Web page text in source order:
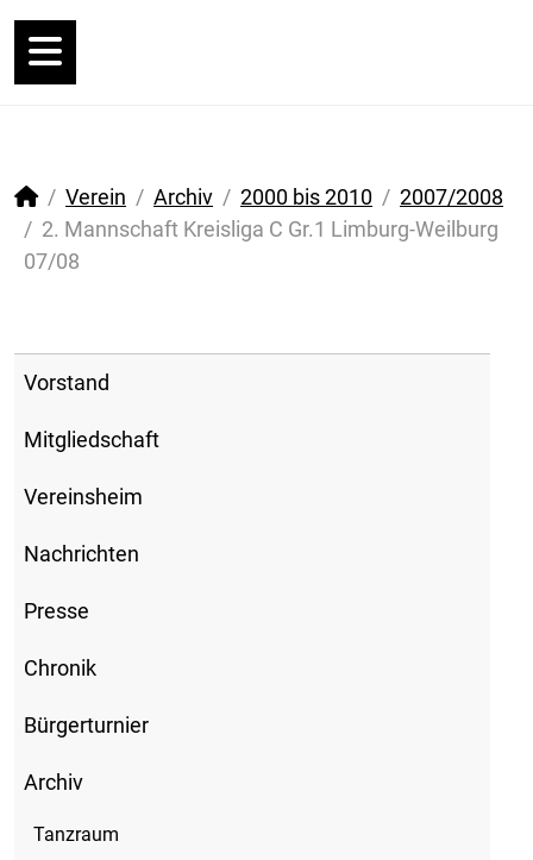
Verein Archiv 2000 bis 2010
2007/2008
2. Mannschaft Kreisliga C Gr.1 Limburg-Weilburg
07/08
Vorstand
Mitgliedschaft
Vereinsheim
Nachrichten
Presse
Chronik
Bürgerturnier
Archiv
Tanzraum